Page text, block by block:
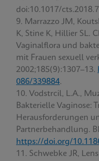
doi:10.1017/
Marrazzo JM,
K, Stine K, Hillier SL.
Vaginalflora und
mit Frauen sexuell
2002;185(9):1307–13.
086/339884.
Vodstrcil, L.A.,
Bakterielle Vaginose:
Herausforderungen
Partnerbehandlung.
https://doi.org/
Schwebke JR,